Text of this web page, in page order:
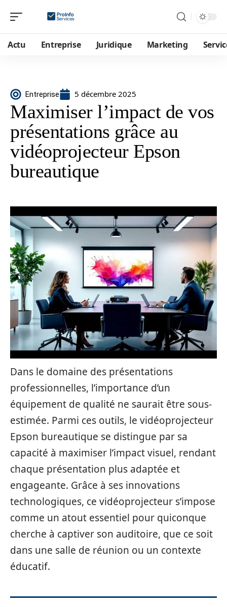
Actu Entreprise Juridique Marketing
Entreprise 5 décembre 2025
Maximiser l’impact de vos
présentations grâce au
vidéoprojecteur Epson
bureautique
Dans le domaine des présentations
professionnelles, l’importance d’un
équipement de qualité ne saurait être sous-
estimée. Parmi ces outils, le vidéoprojecteur
Epson bureautique se distingue par sa
capacité à maximiser l’impact visuel, rendant
chaque présentation plus adaptée et
engageante. Grâce à ses innovations
technologiques, ce vidéoprojecteur s’impose
comme un atout essentiel pour quiconque
cherche à captiver son auditoire, que ce soit
dans une salle de réunion ou un contexte
éducatif.